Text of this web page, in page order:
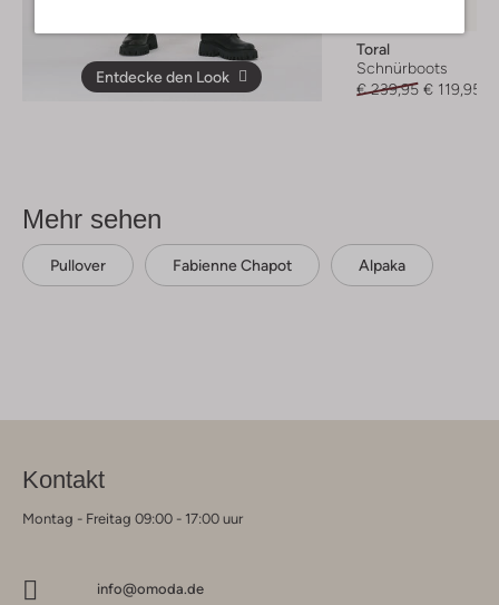
Entdecke den Look
Toral
Schnürboots
€ 239,95 € 119,95
Mehr sehen
Pullover Fabienne Chapot Alpaka
Kontakt
Montag - Freitag 09:00 - 17:00 uur
info@omoda.de